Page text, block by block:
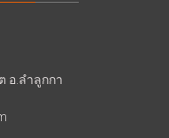
อ.ลำลูกกา